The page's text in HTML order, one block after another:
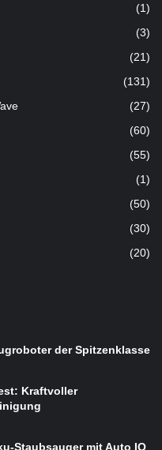
(1)
(3)
(21)
(131)
(27)
(60)
(55)
(1)
(50)
(30)
(20)
der Spitzenklasse
Kraftvoller
Staubsauger mit Auto IQ